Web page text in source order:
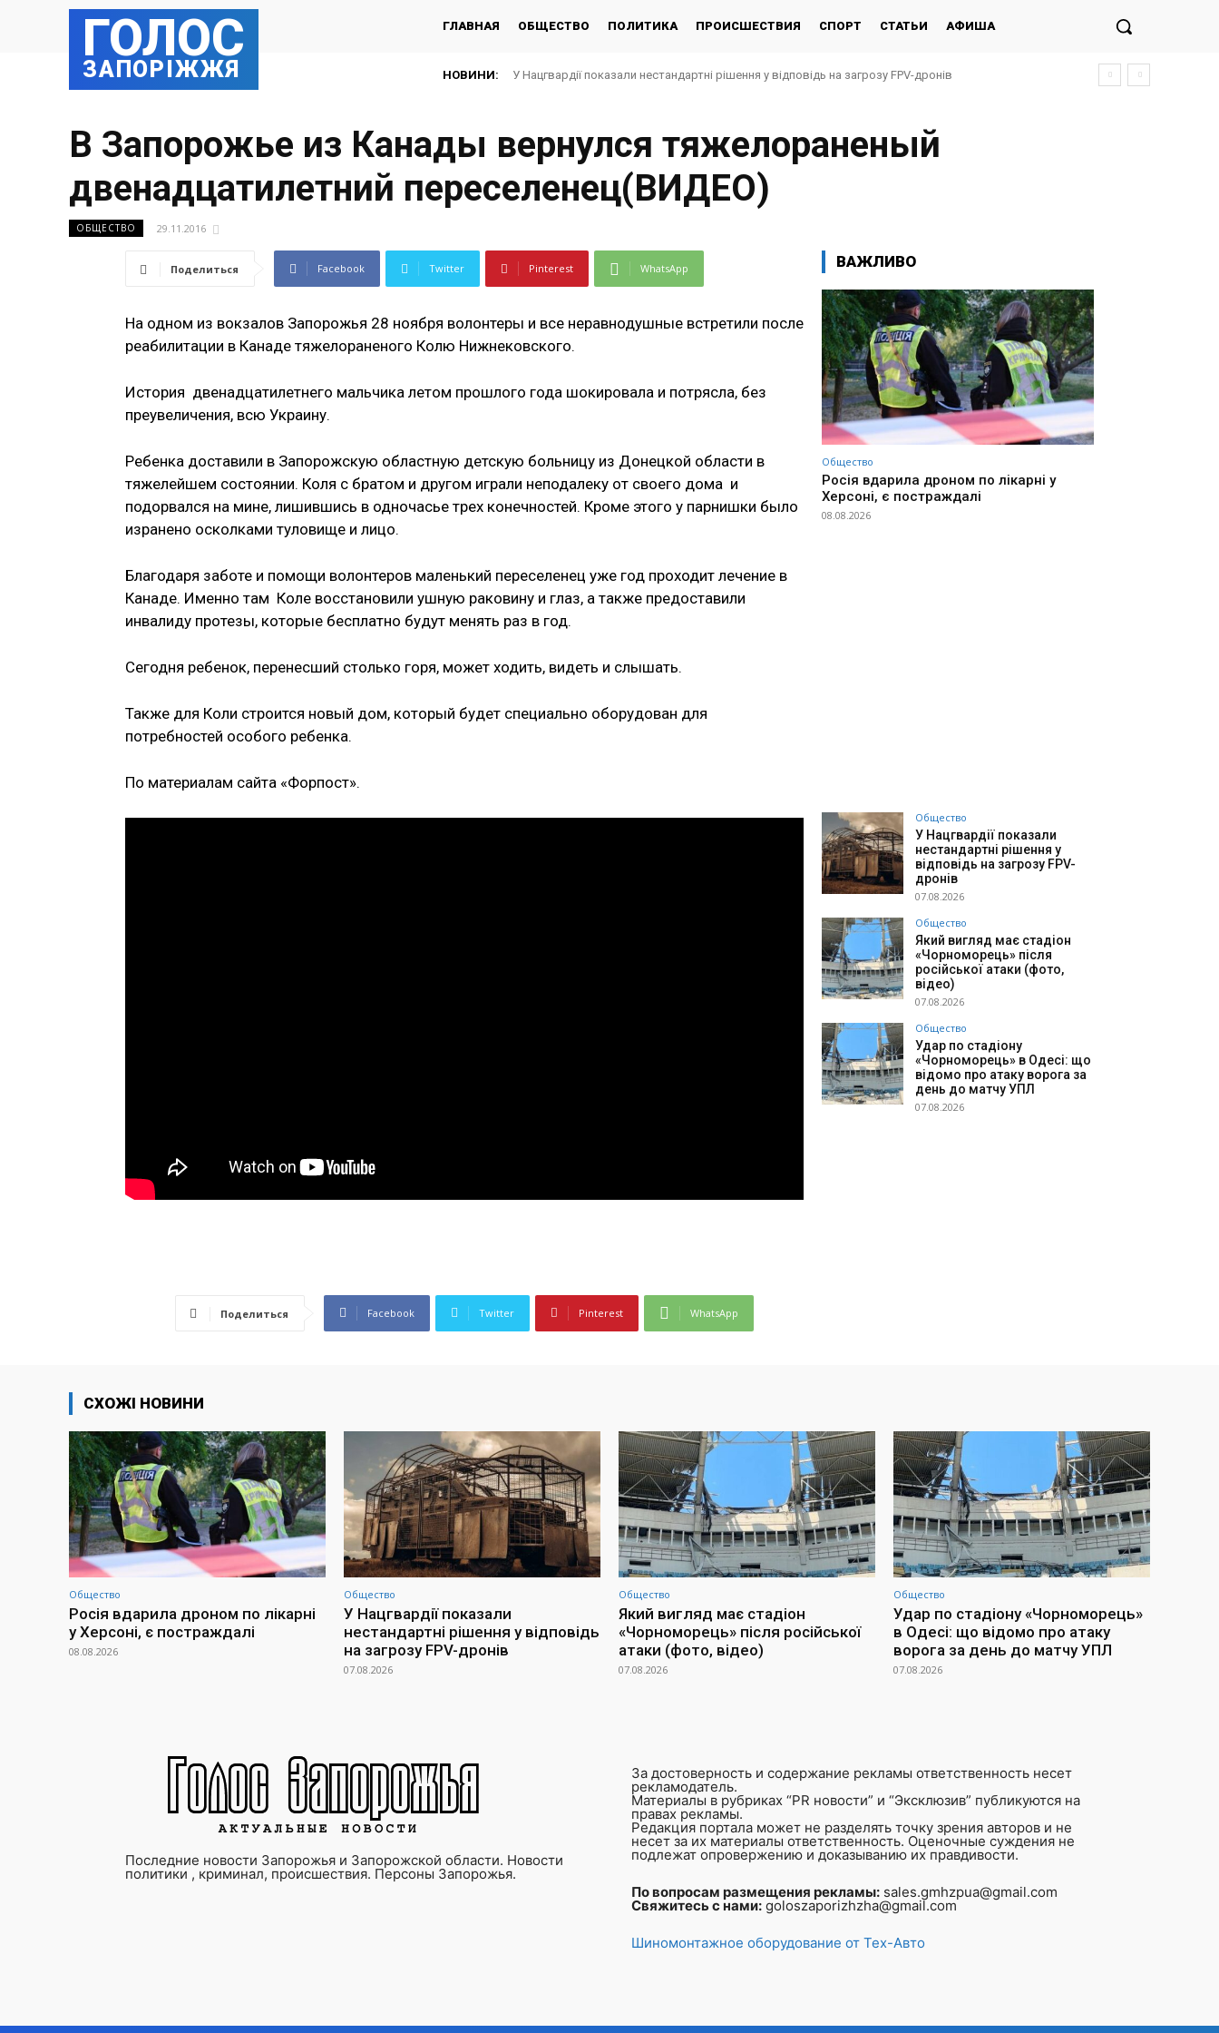
ГОЛОС
ЗАПОРІЖЖЯ
ГЛАВНАЯ ОБЩЕСТВО ПОЛИТИКА ПРОИСШЕСТВИЯ СПОРТ СТАТЬИ АФИША
НОВИНИ: У Нацгвардії показали нестандартні рішення у відповідь на загрозу FPV-дронів
В Запорожье из Канады вернулся тяжелораненый
двенадцатилетний переселенец(ВИДЕО)
ОБЩЕСТВО 29.11.2016
Поделиться Facebook Twitter Pinterest WhatsApp
На одном из вокзалов Запорожья 28 ноября волонтеры и все неравнодушные встретили после
реабилитации в Канаде тяжелораненого Колю Нижнековского.
История двенадцатилетнего мальчика летом прошлого года шокировала и потрясла, без
преувеличения, всю Украину.
Ребенка доставили в Запорожскую областную детскую больницу из Донецкой области в
тяжелейшем состоянии. Коля с братом и другом играли неподалеку от своего дома и
подорвался на мине, лишившись в одночасье трех конечностей. Кроме этого у парнишки было
изранено осколками туловище и лицо.
Благодаря заботе и помощи волонтеров маленький переселенец уже год проходит лечение в
Канаде. Именно там Коле восстановили ушную раковину и глаз, а также предоставили
инвалиду протезы, которые бесплатно будут менять раз в год.
Сегодня ребенок, перенесший столько горя, может ходить, видеть и слышать.
Также для Коли строится новый дом, который будет специально оборудован для
потребностей особого ребенка.
По материалам сайта «Форпост».
Поделиться Facebook Twitter Pinterest WhatsApp
ВАЖЛИВО
Общество
Росія вдарила дроном по лікарні у
Херсоні, є постраждалі
08.08.2026
Общество
У Нацгвардії показали
нестандартні рішення у
відповідь на загрозу FPV-
дронів
07.08.2026
Общество
Який вигляд має стадіон
«Чорноморець» після
російської атаки (фото,
відео)
07.08.2026
Общество
Удар по стадіону
«Чорноморець» в Одесі: що
відомо про атаку ворога за
день до матчу УПЛ
07.08.2026
СХОЖІ НОВИНИ
Общество
Росія вдарила дроном по лікарні
у Херсоні, є постраждалі
08.08.2026
Общество
У Нацгвардії показали
нестандартні рішення у відповідь
на загрозу FPV-дронів
07.08.2026
Общество
Який вигляд має стадіон
«Чорноморець» після російської
атаки (фото, відео)
07.08.2026
Общество
Удар по стадіону «Чорноморець»
в Одесі: що відомо про атаку
ворога за день до матчу УПЛ
07.08.2026
Последние новости Запорожья и Запорожской области. Новости
политики , криминал, происшествия. Персоны Запорожья.
За достоверность и содержание рекламы ответственность несет
рекламодатель.
Материалы в рубриках “PR новости” и “Эксклюзив” публикуются на
правах рекламы.
Редакция портала может не разделять точку зрения авторов и не
несет за их материалы ответственность. Оценочные суждения не
подлежат опровержению и доказыванию их правдивости.
По вопросам размещения рекламы: sales.gmhzpua@gmail.com
Свяжитесь с нами: goloszaporizhzha@gmail.com
Шиномонтажное оборудование от Тех-Авто